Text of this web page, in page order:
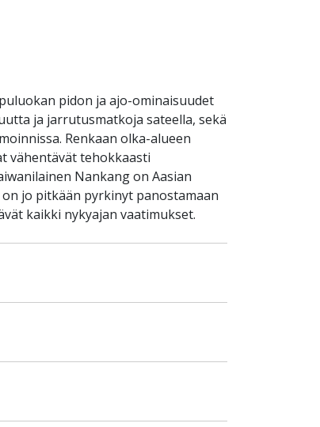
pidon ja ajo-ominaisuudet
ja jarrutusmatkoja sateella, sekä
Renkaan olka-alueen
vähentävät tehokkaasti
Nankang on Aasian
jo pitkään pyrkinyt panostamaan
kaikki nykyajan vaatimukset.